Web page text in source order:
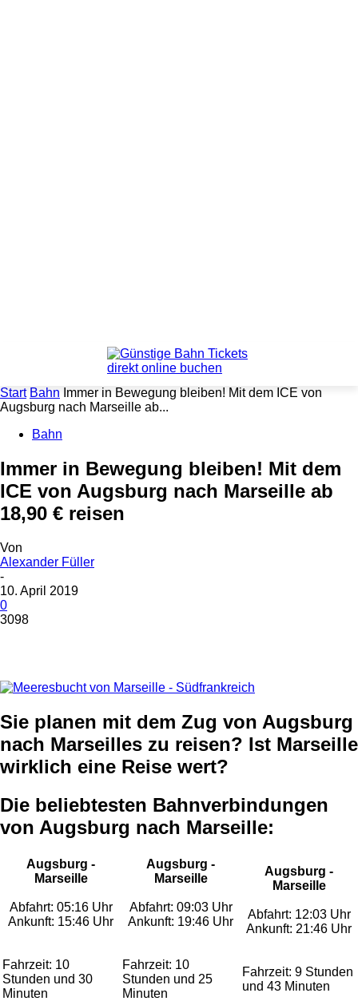
Start Bahn Immer in Bewegung bleiben! Mit dem ICE von
Augsburg nach Marseille ab...
Bahn
Immer in Bewegung bleiben! Mit dem
ICE von Augsburg nach Marseille ab
18,90 € reisen
Von
Alexander Füller
-
10. April 2019
0
3098
Sie planen mit dem Zug von Augsburg
nach Marseilles zu reisen? Ist Marseille
wirklich eine Reise wert?
Die beliebtesten Bahnverbindungen
von Augsburg nach Marseille:
Augsburg -
Marseille
Abfahrt: 05:16 Uhr
Ankunft: 15:46 Uhr
Fahrzeit: 10
Stunden und 30
Minuten
Augsburg -
Marseille
Abfahrt: 09:03 Uhr
Ankunft: 19:46 Uhr
Fahrzeit: 10
Stunden und 25
Minuten
Augsburg -
Marseille
Abfahrt: 12:03 Uhr
Ankunft: 21:46 Uhr
Fahrzeit: 9 Stunden
und 43 Minuten